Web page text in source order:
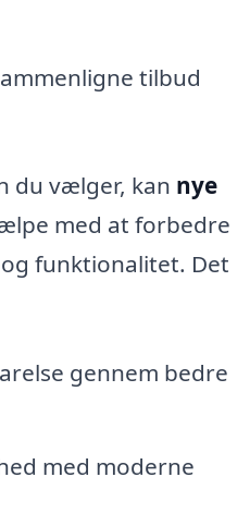
tilbud
du vælger, kan nye
med at forbedre
funktionalitet. Det
gennem bedre
med moderne